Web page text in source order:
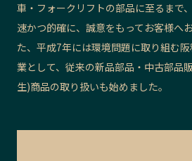
車・フォークリフトの部品に至るまで
速かつ的確に、誠意をもってお客様へ
た、平成7年には環境問題に取り組む
業として、従来の新品部品・中古部品
生)商品の取り扱いも始めました。